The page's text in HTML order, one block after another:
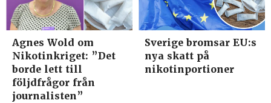
Agnes Wold om
Nikotinkriget: ”Det
borde lett till
följdfrågor från
journalisten”
Sverige bromsar EU:s
nya skatt på
nikotinportioner